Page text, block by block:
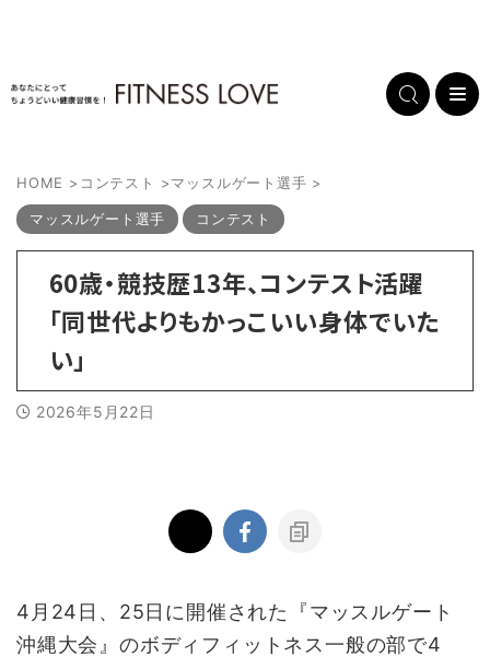
HOME > コンテスト >マッスルゲート選手 >
マッスルゲート選手 コンテスト
60歳・競技歴13年、コンテスト活躍
「同世代よりもかっこいい身体でいた
い」
2026年5月22日
4月24日、25日に開催された『マッスルゲート
沖縄大会』のボディフィットネス一般の部で4